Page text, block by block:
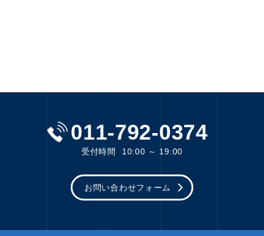
011-792-0374
受付時間 10:00 ～ 19:00
お問い合わせフォーム